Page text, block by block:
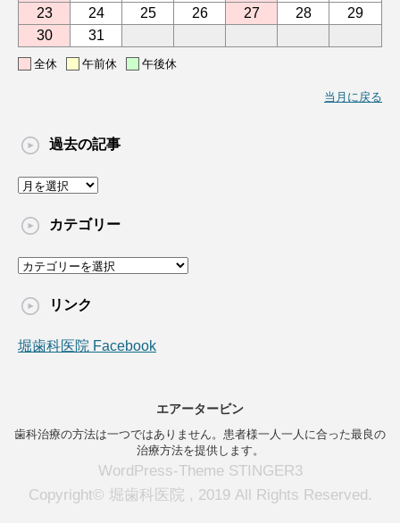
23
24 25 26 27 28
29
30
31
全休 午前休 午後休
当月に戻る
過去の記事
過
の
事
カテゴリー
カ
ゴ
ー
リンク
堀歯科医院 Facebook
エアータービン
歯科治療の方法は一つではありません。患者様一人一人に合った最良の
治療方法を提供します。
WordPress-Theme STINGER3
Copyright© 堀歯科医院 , 2019 All Rights Reserved.